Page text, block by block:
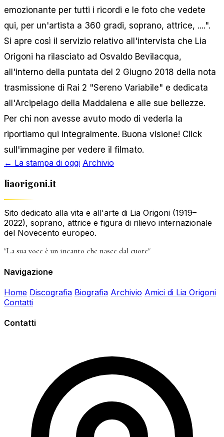
emozionante per tutti i ricordi e le foto che vedete
qui, per un'artista a 360 gradi, soprano, attrice, ....".
Si apre così il servizio relativo all'intervista che Lia
Origoni ha rilasciato ad Osvaldo Bevilacqua,
all'interno della puntata del 2 Giugno 2018 della nota
trasmissione di Rai 2 "Sereno Variabile" e dedicata
all'Arcipelago della Maddalena e alle sue bellezze.
Per chi non avesse avuto modo di vederla la
riportiamo qui integralmente. Buona visione! Click
sull'immagine per vedere il filmato.
← La stampa di oggi Archivio
liaorigoni.it
Sito dedicato alla vita e all'arte di Lia Origoni (1919–
2022), soprano, attrice e figura di rilievo internazionale
del Novecento europeo.
"La sua voce è un incanto che nasce dal cuore"
Navigazione
Home Discografia Biografia Archivio Amici di Lia Origoni
Contatti
Contatti